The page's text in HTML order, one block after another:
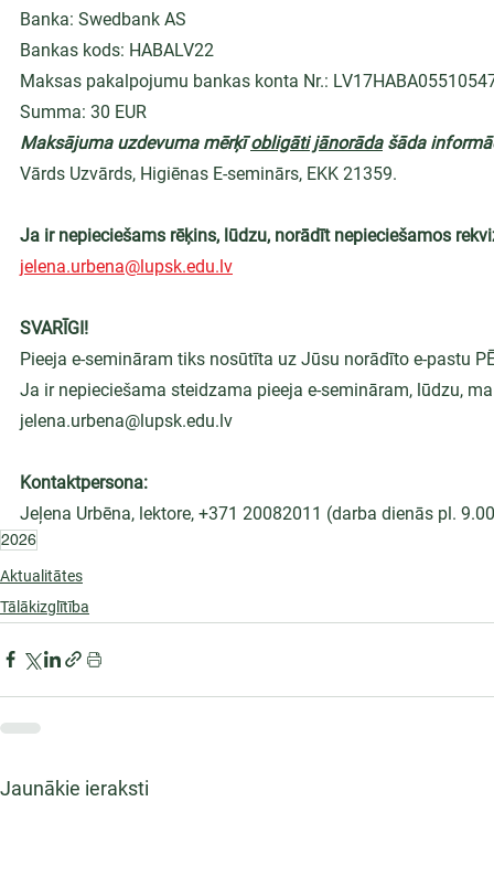
Banka: Swedbank AS
Bankas kods: HABALV22
Maksas pakalpojumu bankas konta Nr.:
Summa: 30 EUR
Maksājuma uzdevuma mērķī obligāti jānorāda šāda
Vārds Uzvārds, Higiēnas E-seminārs, EKK 21359.
Ja ir nepieciešams rēķins, lūdzu, norādīt nepieciešamos
jelena.urbena@lupsk.edu.lv
SVARĪGI!
Pieeja e-semināram tiks nosūtīta uz Jūsu norādīto e-pastu
Ja ir nepieciešama steidzama pieeja e-semināram, lūdzu,
jelena.urbena@lupsk.edu.lv
Kontaktpersona:
Jeļena Urbēna, lektore, +371 20082011 (darba dienās pl.
2026
Aktualitātes
Tālākizglītība
Jaunākie ieraksti